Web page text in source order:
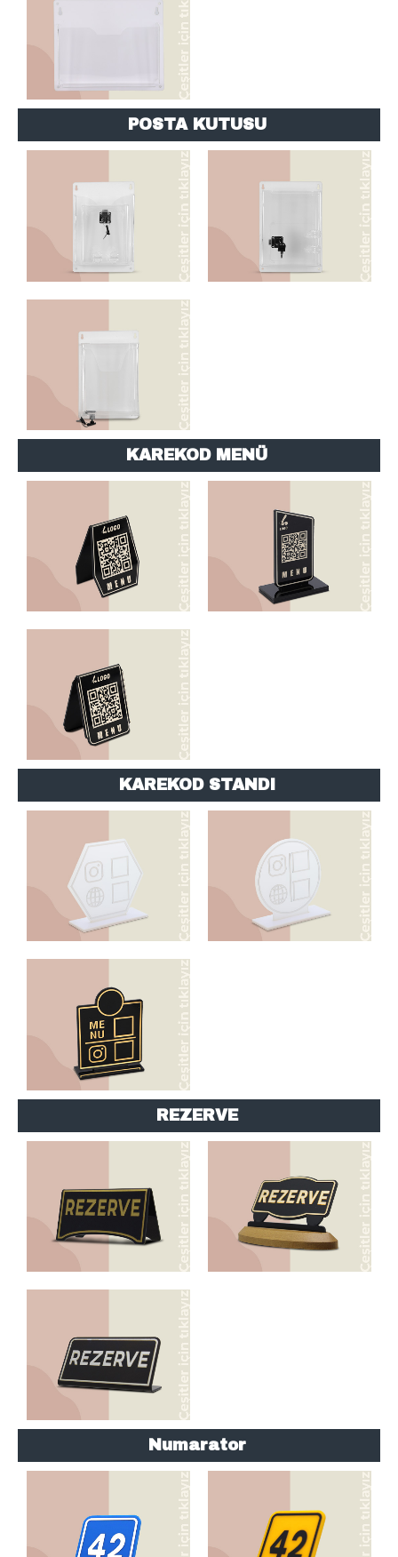
POSTA KUTUSU
POSTA KUTUSU POSTA KUTUSU
POSTA KUTUSU
KAREKOD MENÜ
A TİPİ MODELLER T TİPİ MODELLER
KAREKOD STANDI
ALTIGEN MODELLER OVAL MODELLER
KARE MODELLER
REZERVE
A TİPİ MODELLER
Numarator